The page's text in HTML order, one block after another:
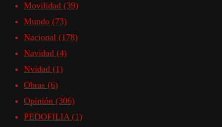
Movilidad (39)
Mundo (73)
Nacional (178)
Navidad (4)
Nvidad (1)
Obras (6)
Opinión (306)
PEDOFILIA (1)